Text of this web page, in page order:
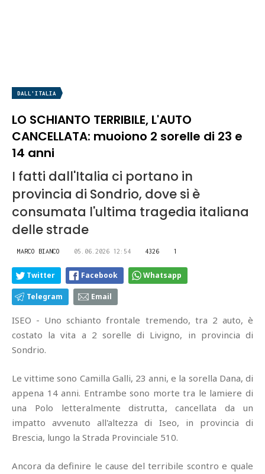
DALL'ITALIA
LO SCHIANTO TERRIBILE, L'AUTO
CANCELLATA: muoiono 2 sorelle di 23 e
14 anni
I fatti dall'Italia ci portano in
provincia di Sondrio, dove si è
consumata l'ultima tragedia italiana
delle strade
MARCO BIANCO 05.06.2026 12:54 4326 1
Twitter Facebook Whatsapp
Telegram Email
ISEO - Uno schianto frontale tremendo, tra 2 auto, è
costato la vita a 2 sorelle di Livigno, in provincia di
Sondrio.
Le vittime sono Camilla Galli, 23 anni, e la sorella Dana, di
appena 14 anni. Entrambe sono morte tra le lamiere di
una Polo letteralmente distrutta, cancellata da un
impatto avvenuto all'altezza di Iseo, in provincia di
Brescia, lungo la Strada Provinciale 510.
Ancora da definire le cause del terribile scontro e quale